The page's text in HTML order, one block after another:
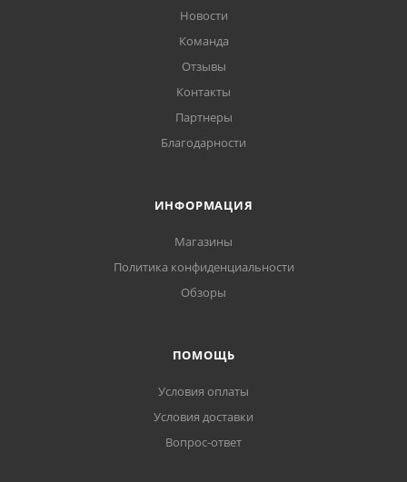
Новости
Команда
Отзывы
Контакты
Партнеры
Благодарности
ИНФОРМАЦИЯ
Магазины
Политика конфиденциальности
Обзоры
ПОМОЩЬ
Условия оплаты
Условия доставки
Вопрос-ответ